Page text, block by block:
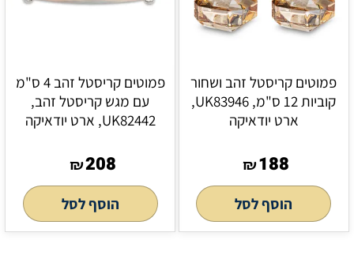
פמוטים קריסטל זהב ושחור
קוביות 12 ס"מ, UK83946,
ארט יודאיקה
₪188
הוסף לסל
פמוטים קריסטל זהב 4 ס"מ
עם מגש קריסטל זהב,
UK82442, ארט יודאיקה
₪208
הוסף לסל